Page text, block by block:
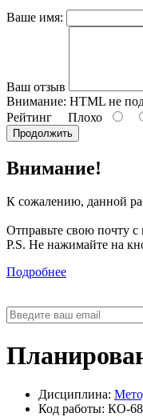
Ваше имя:
Ваш отзыв
Внимание: HTML не
Рейтинг Плохо
Продолжить
Внимание!
К сожалению, данной
Отправьте свою
P.S. Не нажимайте на
Подробнее
Дисциплина:
Код работы: КО-